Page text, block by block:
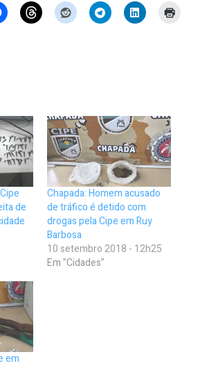
de
Chapada: Homem acusado
de tráfico é detido com
drogas pela Cipe em Ruy
Barbosa
10 setembro 2018 - 12h25
Em "Cidades"
em